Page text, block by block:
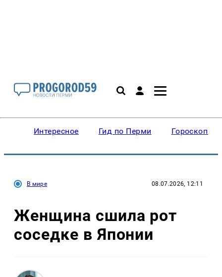
Интересное Гид по Перми Гороскопы
В мире 08.07.2026, 12:11
Женщина сшила рот
соседке в Японии